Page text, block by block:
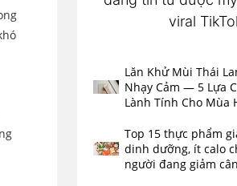
viral
Lăn Khử Mùi Thái
Nhạy Cảm — 5 Lựa
Lành Tính Cho Mùa
Top 15 thực phẩm
dinh dưỡng, ít calo
người đang giảm cân